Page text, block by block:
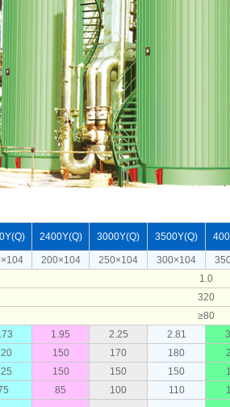
2400Y(Q) 3000Y(Q) 3500Y(Q)
200×104 250×104 300×104
1.0
320
≥80
1.95 2.25 2.81
150 170 180
150 150 150
85 100 110